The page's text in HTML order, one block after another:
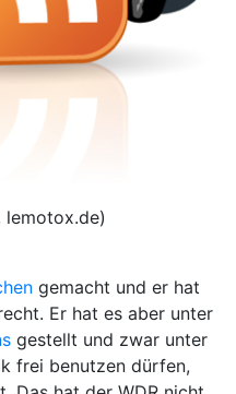
lemotox.de)
gemacht und er hat
Er hat es aber unter
gestellt und zwar unter
frei benutzen dürfen,